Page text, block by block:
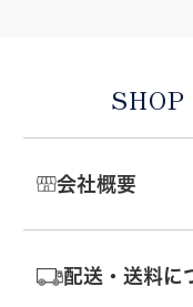
会社概要
配送・送料に